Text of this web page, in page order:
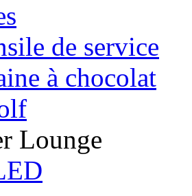
de service
à chocolat
Lounge